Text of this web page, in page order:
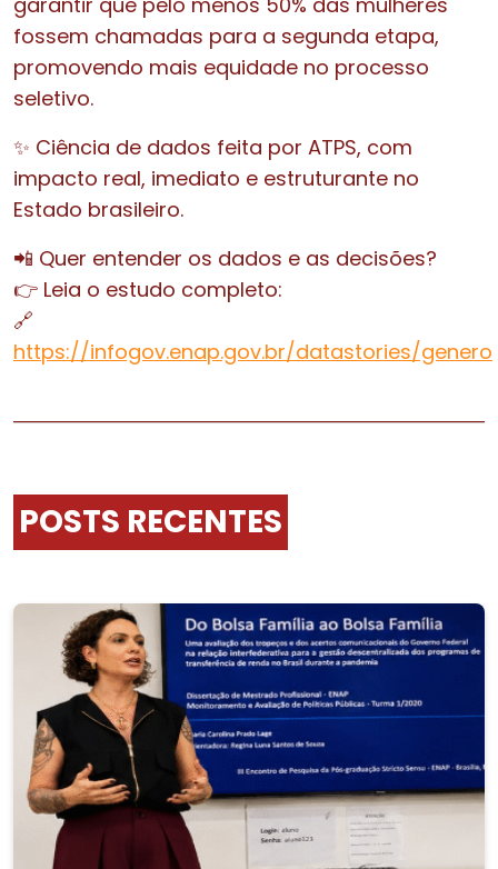
fossem chamadas para a segunda etapa,
promovendo mais equidade no processo
seletivo.
✨ Ciência de dados feita por ATPS, com
impacto real, imediato e estruturante no
Estado brasileiro.
📲 Quer entender os dados e as decisões?
👉 Leia o estudo completo:
🔗
https://infogov.enap.gov.br/datastories/genero
POSTS RECENTES